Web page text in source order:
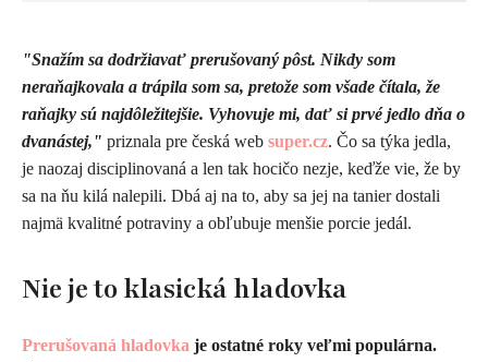
​"Snažím sa dodržiavať prerušovaný pôst. Nikdy som
neraňajkovala a trápila som sa, pretože som všade čítala, že
raňajky sú najdôležitejšie. Vyhovuje mi, dať si prvé jedlo dňa o
dvanástej," priznala pre česká web super.cz. Čo sa týka jedla,
je naozaj disciplinovaná a len tak hocičo nezje, keďže vie, že by
sa na ňu kilá nalepili. Dbá aj na to, aby sa jej na tanier dostali
najmä kvalitné potraviny a obľubuje menšie porcie jedál.
Nie je to klasická hladovka
Prerušovaná hladovka je ostatné roky veľmi populárna.